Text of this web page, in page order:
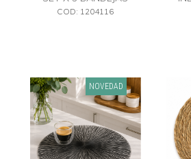
COD: 1204116
NOVEDAD